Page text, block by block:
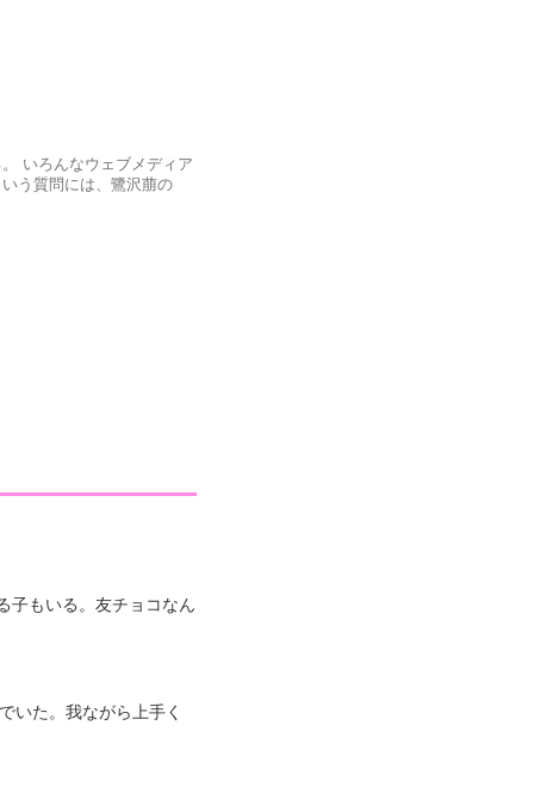
いろんなウェブメディア
う質問には、鷺沢萠の
子もいる。友チョコなん
いた。我ながら上手く